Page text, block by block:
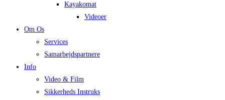
Kayakomat
Videoer
Om Os
Services
Samarbejdspartnere
Info
Video & Film
Sikkerheds Instruks